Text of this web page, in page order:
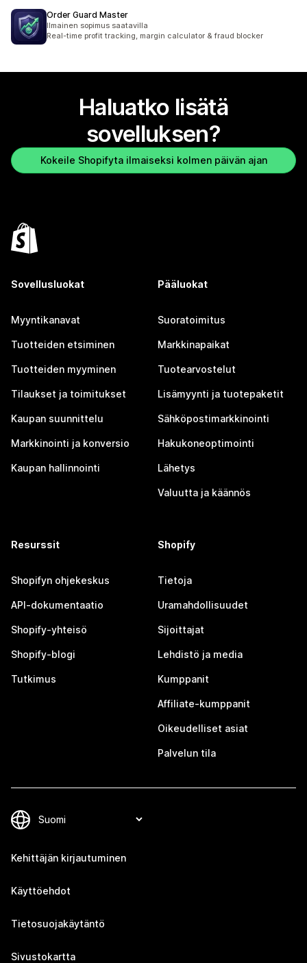
Order Guard Master
Ilmainen sopimus saatavilla
Real-time profit tracking, margin calculator & fraud blocker
Haluatko lisätä
sovelluksen?
Kokeile Shopifyta ilmaiseksi kolmen päivän ajan
Sovellusluokat
Myyntikanavat
Tuotteiden etsiminen
Tuotteiden myyminen
Tilaukset ja toimitukset
Kaupan suunnittelu
Markkinointi ja konversio
Kaupan hallinnointi
Pääluokat
Suoratoimitus
Markkinapaikat
Tuotearvostelut
Lisämyynti ja tuotepaketit
Sähköpostimarkkinointi
Hakukoneoptimointi
Lähetys
Valuutta ja käännös
Resurssit
Shopifyn ohjekeskus
API-dokumentaatio
Shopify-yhteisö
Shopify-blogi
Tutkimus
Shopify
Tietoja
Uramahdollisuudet
Sijoittajat
Lehdistö ja media
Kumppanit
Affiliate-kumppanit
Oikeudelliset asiat
Palvelun tila
Kehittäjän kirjautuminen
Käyttöehdot
Tietosuojakäytäntö
Sivustokartta